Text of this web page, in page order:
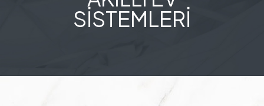
SİSTEMLERİ